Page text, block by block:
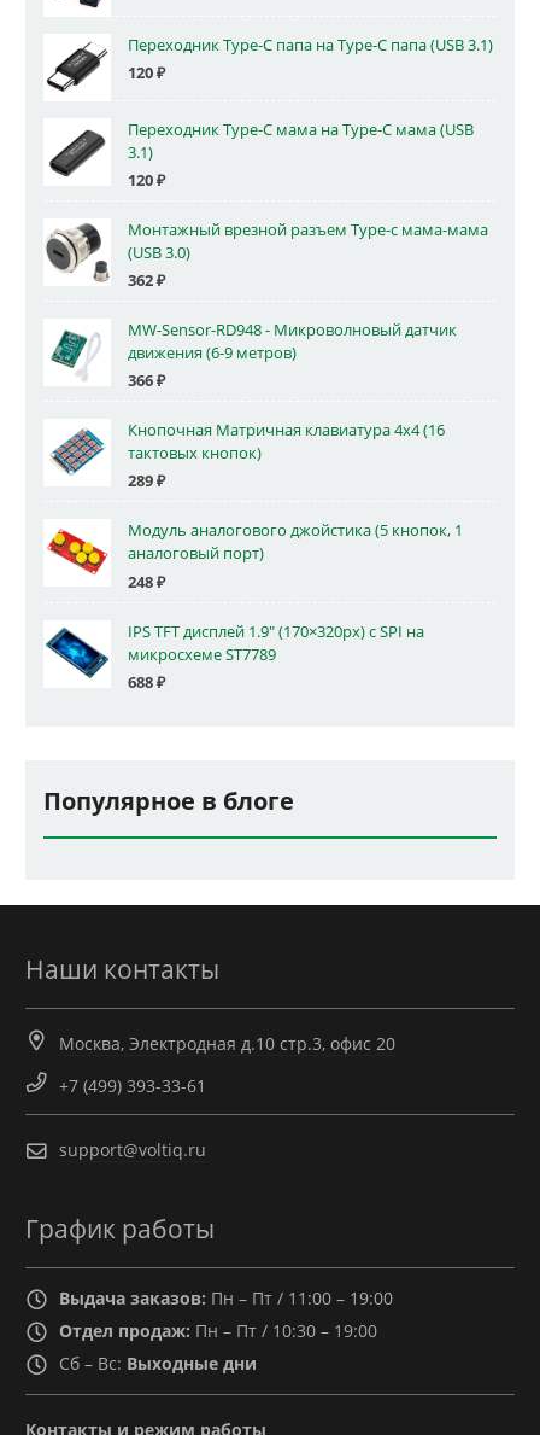
Переходник Type-C папа на Type-C папа (USB 3.1)
120₽
Переходник Type-C мама на Type-C мама (USB
3.1)
120₽
Монтажный врезной разъем Type-c мама-мама
(USB 3.0)
362₽
MW-Sensor-RD948 - Микроволновый датчик
движения (6-9 метров)
366₽
Кнопочная Матричная клавиатура 4x4 (16
тактовых кнопок)
289₽
Модуль аналогового джойстика (5 кнопок, 1
аналоговый порт)
248₽
IPS TFT дисплей 1.9" (170×320px) с SPI на
микросхеме ST7789
688₽
Популярное в блоге
Наши контакты
Москва, Электродная д.10 стр.3, офис 20
+7 (499) 393-33-61
support@voltiq.ru
График работы
Выдача заказов: Пн – Пт / 11:00 – 19:00
Отдел продаж: Пн – Пт / 10:30 – 19:00
Сб – Вс: Выходные дни
Контакты и режим работы